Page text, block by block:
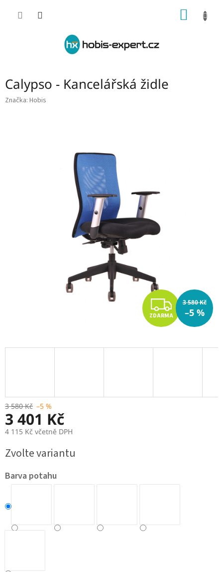
Calypso - Kancelářská židle
Značka: Hobis
Z
D
A
ZDARMA
3 580 Kč
–5 %
3 580 Kč –5 %
3 401 Kč
4 115 Kč včetně DPH
cena:
Zvolte variantu
Barva potahu